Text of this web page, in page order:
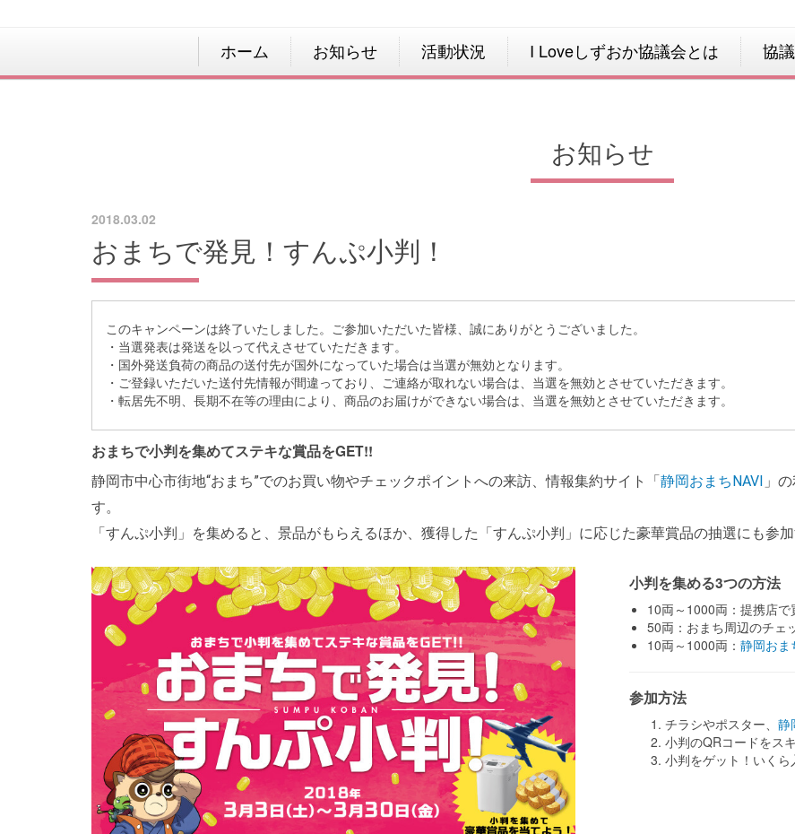
ホーム お知らせ 活動状況 I Loveしずおか協議会とは 協
お知らせ
2018.03.02
おまちで発見！すんぷ小判！
このキャンペーンは終了いたしました。ご参加いただいた皆様、誠にありがとうございました。
・当選発表は発送を以って代えさせていただきます。
・国外発送負荷の商品の送付先が国外になっていた場合は当選が無効となります。
・ご登録いただいた送付先情報が間違っており、ご連絡が取れない場合は、当選を無効とさせていただきます。
・転居先不明、長期不在等の理由により、商品のお届けができない場合は、当選を無効とさせていただきます。
おまちで小判を集めてステキな賞品をGET!!
静岡市中心市街地“おまち”でのお買い物やチェックポイントへの来訪、情報集約サイト「静岡おまちNAVI 」
す。
「すんぷ小判」を集めると、景品がもらえるほか、獲得した「すんぷ小判」に応じた豪華賞品の抽選にも参加
小判を集める3つの方法
10両～1000両：提携店
50両：おまち周辺のチェ
10両～1000両： 静岡おま
参加方法
チラシやポスター、 静
小判のQRコードをス
小判をゲット！いく